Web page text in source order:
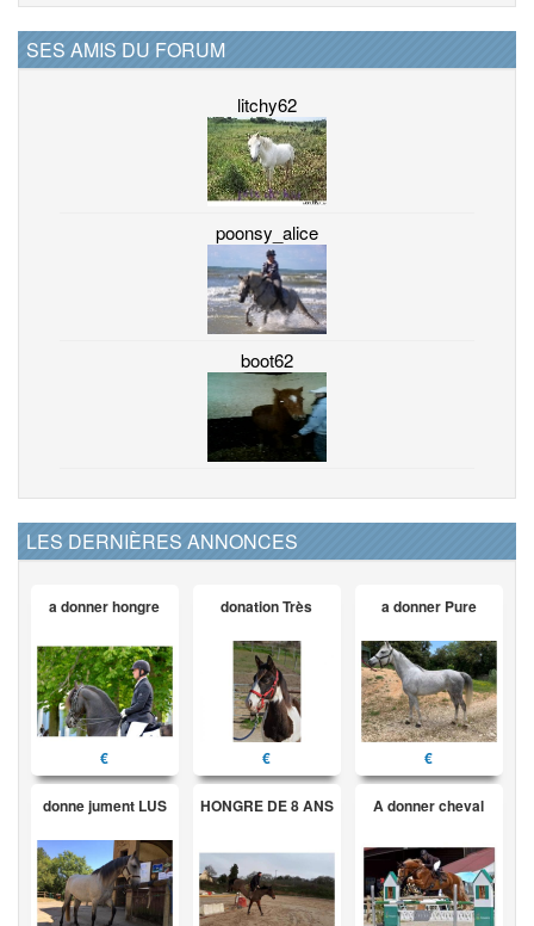
SES AMIS DU FORUM
litchy62
poonsy_alice
boot62
LES DERNIÈRES ANNONCES
a donner hongre
€
donation Très
€
a donner Pure
€
donne jument LUS HONGRE DE 8 ANS A donner cheval